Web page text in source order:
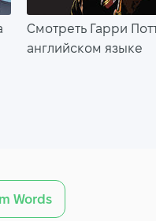
Смотреть Гарри
английском языке
Words